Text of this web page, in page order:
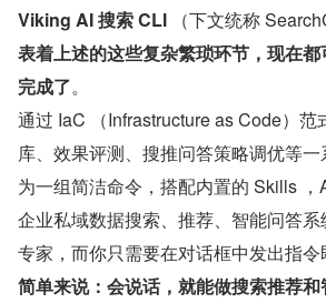
Viking AI 搜索 CLI
（下文统称
表着上述的这些复杂繁琐环节，现在
完成了。
通过 IaC （Infrastructure as Code）范
库、效果评测、搜推问答策略调优等
为一组简洁命令，搭配内置的 Skills
企业私域数据搜索、推荐、智能问答
专家，而你只需要在对话框中发出指令
简单来说：会说话，就能做搜索推荐和